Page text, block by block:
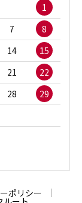
1
7
8
14
15
21
22
28
29
ポリシー